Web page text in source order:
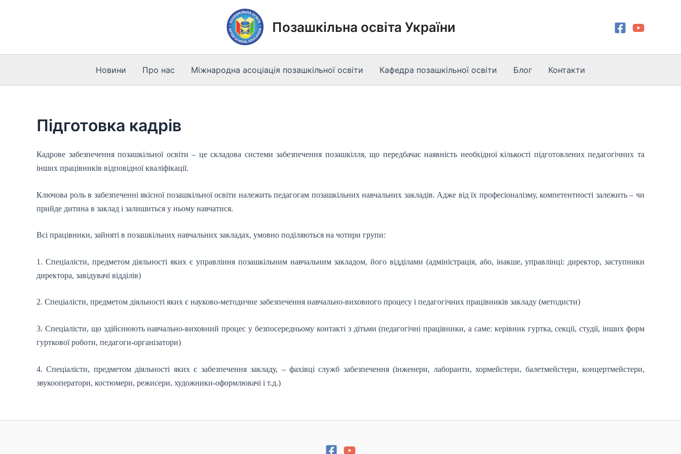
Позашкільна освіта України
Новини Про нас Міжнародна асоціація позашкільної освіти Кафедра позашкільної освіти Блог Контакти
Підготовка кадрів
Кадрове забезпечення позашкільної освіти – це складова системи забезпечення позашкілля, що передбачає наявність необхідної кількості підготовлених педагогічних та
інших працівників відповідної кваліфікації.
Ключова роль в забезпеченні якісної позашкільної освіти належить педагогам позашкільних навчальних закладів. Адже від їх професіоналізму, компетентності залежить – чи
прийде дитина в заклад і залишиться у ньому навчатися.
Всі працівники, зайняті в позашкільних навчальних закладах, умовно поділяються на чотири групи:
1. Спеціалісти, предметом діяльності яких є управління позашкільним навчальним закладом, його відділами (адміністрація, або, інакше, управлінці: директор, заступники
директора, завідувачі відділів)
2. Спеціалісти, предметом діяльності яких є науково-методичне забезпечення навчально-виховного процесу і педагогічних працівників закладу (методисти)
3. Спеціалісти, що здійснюють навчально-виховний процес у безпосередньому контакті з дітьми (педагогічні працівники, а саме: керівник гуртка, секції, студії, інших форм
гурткової роботи, педагоги-організатори)
4. Спеціалісти, предметом діяльності яких є забезпечення закладу, – фахівці служб забезпечення (інженери, лаборанти, хормейстери, балетмейстери, концертмейстери,
звукооператори, костюмери, режисери, художники-оформлювачі і т.д.)